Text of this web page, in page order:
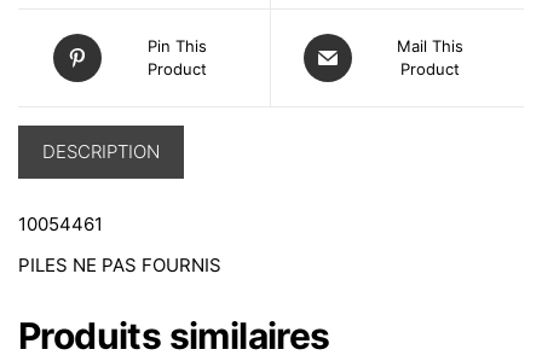
Pin This
Product
Mail This
Product
DESCRIPTION
10054461
PILES NE PAS FOURNIS
Produits similaires